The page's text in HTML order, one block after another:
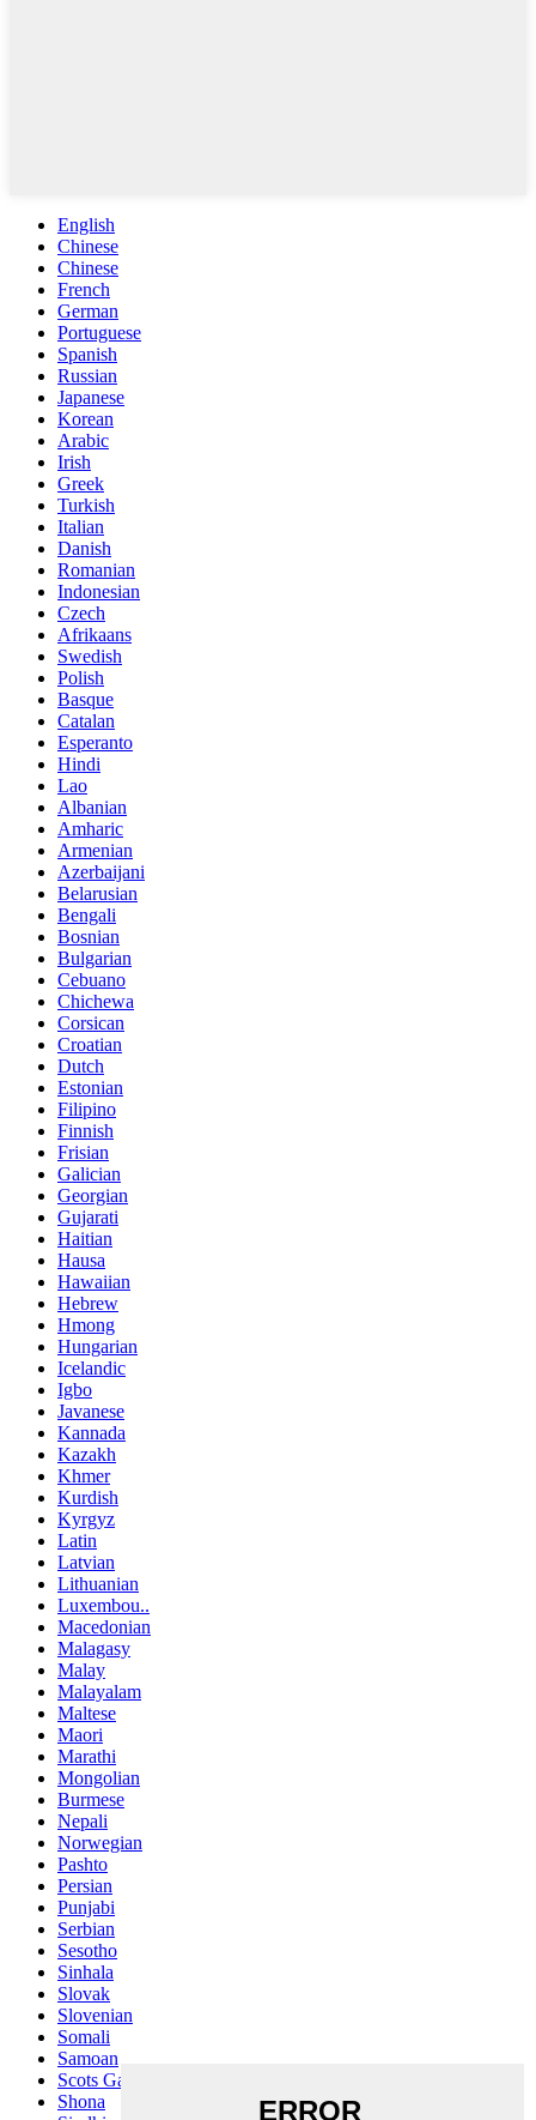
English
Chinese
Chinese
French
German
Portuguese
Spanish
Russian
Japanese
Korean
Arabic
Irish
Greek
Turkish
Italian
Danish
Romanian
Indonesian
Czech
Afrikaans
Swedish
Polish
Basque
Catalan
Esperanto
Hindi
Lao
Albanian
Amharic
Armenian
Azerbaijani
Belarusian
Bengali
Bosnian
Bulgarian
Cebuano
Chichewa
Corsican
Croatian
Dutch
Estonian
Filipino
Finnish
Frisian
Galician
Georgian
Gujarati
Haitian
Hausa
Hawaiian
Hebrew
Hmong
Hungarian
Icelandic
Igbo
Javanese
Kannada
Kazakh
Khmer
Kurdish
Kyrgyz
Latin
Latvian
Lithuanian
Luxembou..
Macedonian
Malagasy
Malay
Malayalam
Maltese
Maori
Marathi
Mongolian
Burmese
Nepali
Norwegian
Pashto
Persian
Punjabi
Serbian
Sesotho
Sinhala
Slovak
Slovenian
Somali
Samoan
Scots Gaelic
Shona